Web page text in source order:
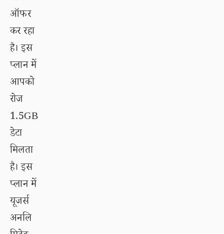
ऑफर
कर रहा
है। इस
प्लान में
आपको
रोज
1.5GB
डेटा
मिलता
है। इस
प्लान में
यूजर्स
अनलि